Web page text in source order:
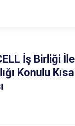
İş Birliği İle
Konulu Kısa